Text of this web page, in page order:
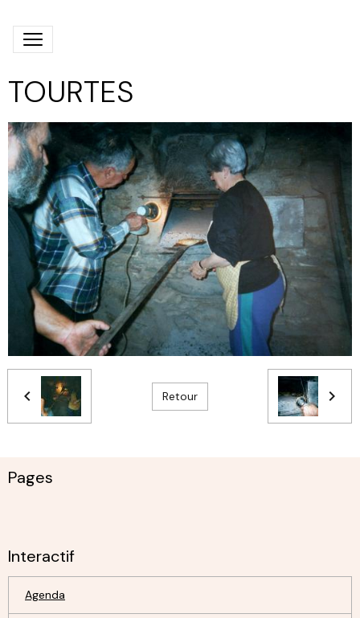
TOURTES
Retour
Pages
Interactif
Agenda